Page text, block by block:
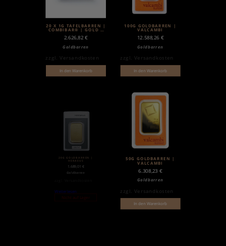
20 X 1G TAFELBARREN |
COMBIBAR® | GOLD |
VALCAMBI
2.626,82 €
Goldbarren
zzgl.Versandkosten
In den Warenkorb
100G GOLDBARREN |
VALCAMBI
12.588,26 €
Goldbarren
zzgl. Versandkosten
In den Warenkorb
20G GOLDBARREN |
HERAEUS
1.689,01 €
Goldbarren
Weiterlesen
Nicht auf Lager
50G GOLDBARREN |
VALCAMBI
6.308,23 €
Goldbarren
zzgl. Versandkosten
In den Warenkorb